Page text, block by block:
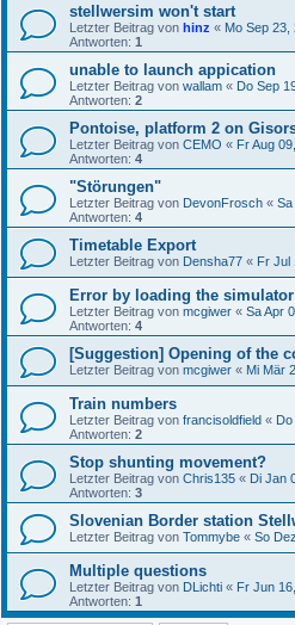
stellwersim won't start
Letzter Beitrag von hinz « Mo Sep 23,
Antworten: 1
unable to launch appication
Letzter Beitrag von wallam « Do Sep
Antworten: 2
Pontoise, platform 2 on
Letzter Beitrag von CEMO « Fr Aug
Antworten: 4
"Störungen"
Letzter Beitrag von DevonFrosch « Sa
Antworten: 4
Timetable Export
Letzter Beitrag von Densha77 « Fr Jul
Error by loading the simulator
Letzter Beitrag von mcgiwer « Sa Apr
Antworten: 4
[Suggestion] Opening of the
Letzter Beitrag von mcgiwer « Mi Mär
Train numbers
Letzter Beitrag von francisoldfield «
Antworten: 2
Stop shunting movement?
Letzter Beitrag von Chris135 « Di Jan
Antworten: 3
Slovenian Border station
Letzter Beitrag von Tommybe « So
Multiple questions
Letzter Beitrag von DLichti « Fr Jun
Antworten: 1